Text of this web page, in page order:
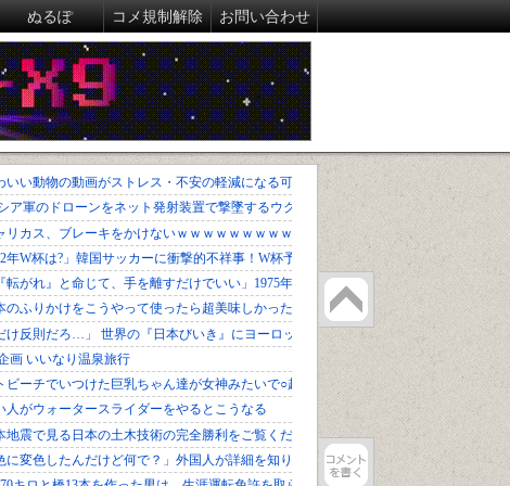
ぬるぽ コメ規制解除 お問い合わせ